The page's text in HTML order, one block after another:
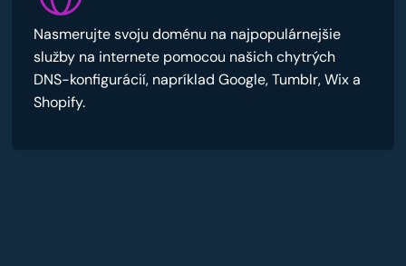
Nasmerujte svoju doménu na najpopulárnejšie
služby na internete pomocou našich chytrých
DNS-konfigurácií, napríklad Google, Tumblr, Wix a
Shopify.